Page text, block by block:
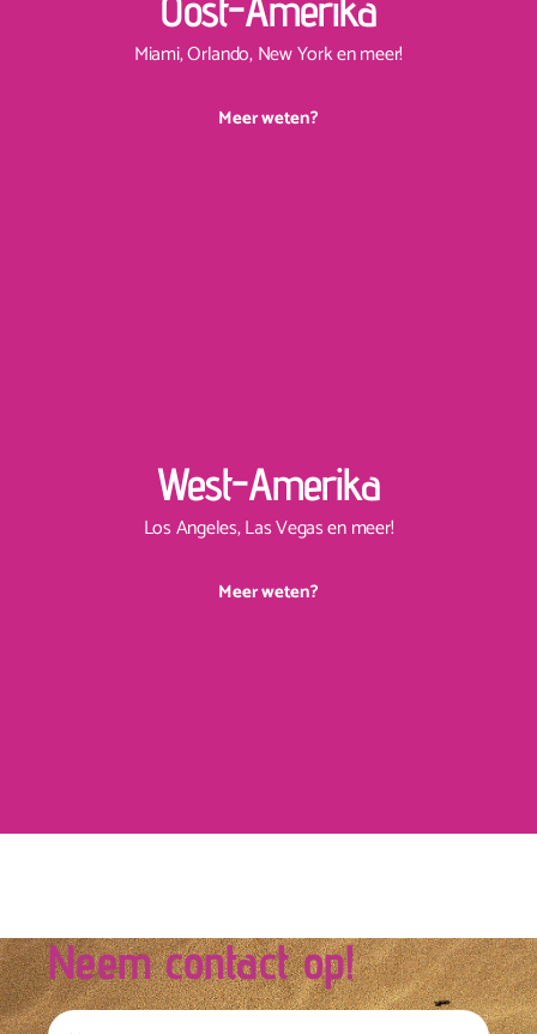
Miami, Orlando, New York en meer!
Meer weten?
West-Amerika
Los Angeles, Las Vegas en meer!
Meer weten?
Neem contact op!